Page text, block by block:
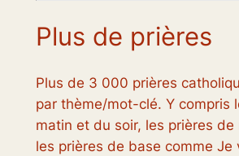
Plus de prières
Plus de 3 000 prières
par thème/mot-clé. Y compris
matin et du soir, les prières de
les prières de base comme Je